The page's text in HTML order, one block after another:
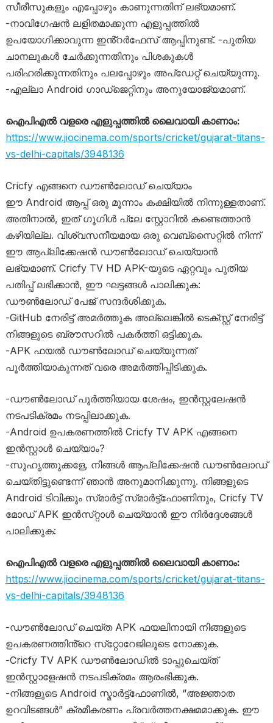
സീരീസുകളും എപ്പോഴും കാണുന്നതിന് ലഭ്യമാണ്.
-നാവിഗേഷൻ ലളിതമാക്കുന്ന എളുപ്പത്തിൽ
ഉപയോഗിക്കാവുന്ന ഇൻ്റർഫേസ് ആപ്പിനുണ്ട്. -പുതിയ
ചാനലുകൾ ചേർക്കുന്നതിനും പിശകുകൾ
പരിഹരിക്കുന്നതിനും പലപ്പോഴും അപ്ഡേറ്റ് ചെയ്യുന്നു.
-എല്ലാ Android ഗാഡ്‌ജെറ്റിനും അനുയോജ്യമാണ്.
ഐപിഎൽ വളരെ എളുപ്പത്തിൽ ലൈവായി കാണാം:
https://www.jiocinema.com/sports/cricket/gujarat-titans-
vs-delhi-capitals/3948136
Cricfy എങ്ങനെ ഡൗൺലോഡ് ചെയ്യാം
ഈ Android ആപ്പ് ഒരു മൂന്നാം കക്ഷിയിൽ നിന്നുള്ളതാണ്.
അതിനാൽ, ഇത് ഗൂഗിൾ പ്ലേ സ്റ്റോറിൽ കണ്ടെത്താൻ
കഴിയില്ല. വിശ്വസനീയമായ ഒരു വെബ്സൈറ്റിൽ നിന്ന്
ഈ ആപ്ലിക്കേഷൻ ഡൗൺലോഡ് ചെയ്യാൻ
ലഭ്യമാണ്. Cricfy TV HD APK-യുടെ ഏറ്റവും പുതിയ
പതിപ്പ് ലഭിക്കാൻ, ഈ ഘട്ടങ്ങൾ പാലിക്കുക:
ഡൗൺലോഡ് പേജ് സന്ദർശിക്കുക.
-GitHub നേരിട്ട് അമർത്തുക അല്ലെങ്കിൽ ടെക്സ്റ്റ് നേരിട്ട്
നിങ്ങളുടെ ബ്രൗസറിൽ പകർത്തി ഒട്ടിക്കുക.
-APK ഫയൽ ഡൗൺലോഡ് ചെയ്യുന്നത്
പൂർത്തിയാകുന്നത് വരെ അമർത്തിപ്പിടിക്കുക.
-ഡൗൺലോഡ് പൂർത്തിയായ ശേഷം, ഇൻസ്റ്റലേഷൻ
നടപടിക്രമം നടപ്പിലാക്കുക.
-Android ഉപകരണത്തിൽ Cricfy TV APK എങ്ങനെ
ഇൻസ്റ്റാൾ ചെയ്യാം?
-സുഹൃത്തുക്കളേ, നിങ്ങൾ ആപ്ലിക്കേഷൻ ഡൗൺലോഡ്
ചെയ്തിട്ടുണ്ടെന്ന് ഞാൻ അനുമാനിക്കുന്നു. നിങ്ങളുടെ
Android ടിവിക്കും സ്‌മാർട്ട് സ്‌മാർട്ട്‌ഫോണിനും, Cricfy TV
മോഡ് APK ഇൻസ്‌റ്റാൾ ചെയ്യാൻ ഈ നിർദ്ദേശങ്ങൾ
പാലിക്കുക:
ഐപിഎൽ വളരെ എളുപ്പത്തിൽ ലൈവായി കാണാം:
https://www.jiocinema.com/sports/cricket/gujarat-titans-
vs-delhi-capitals/3948136
-ഡൗൺലോഡ് ചെയ്‌ത APK ഫയലിനായി നിങ്ങളുടെ
ഉപകരണത്തിൻ്റെ സ്‌റ്റോറേജിലൂടെ നോക്കുക.
-Cricfy TV APK ഡൗൺലോഡിൽ ടാപ്പുചെയ്‌ത്
ഇൻസ്റ്റാളേഷൻ നടപടിക്രമം ആരംഭിക്കുക.
-നിങ്ങളുടെ Android സ്മാർട്ട്ഫോണിൽ, “അജ്ഞാത
ഉറവിടങ്ങൾ” ക്രമീകരണം പ്രവർത്തനക്ഷമമാക്കുക. ഈ